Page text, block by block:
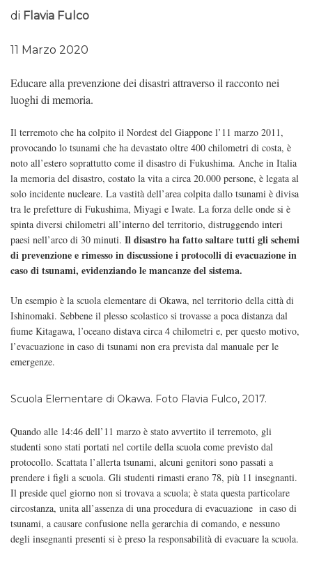
di Flavia Fulco
11 Marzo 2020
Educare alla prevenzione dei disastri attraverso il racconto nei
luoghi di memoria.
Il terremoto che ha colpito il Nordest del Giappone l’11 marzo 2011,
provocando lo tsunami che ha devastato oltre 400 chilometri di costa, è
noto all’estero soprattutto come il disastro di Fukushima. Anche in Italia
la memoria del disastro, costato la vita a circa 20.000 persone, è legata al
solo incidente nucleare. La vastità dell’area colpita dallo tsunami è divisa
tra le prefetture di Fukushima, Miyagi e Iwate. La forza delle onde si è
spinta diversi chilometri all’interno del territorio, distruggendo interi
paesi nell’arco di 30 minuti. Il disastro ha fatto saltare tutti gli schemi
di prevenzione e rimesso in discussione i protocolli di evacuazione in
caso di tsunami, evidenziando le mancanze del sistema.
Un esempio è la scuola elementare di Okawa, nel territorio della città di
Ishinomaki. Sebbene il plesso scolastico si trovasse a poca distanza dal
fiume Kitagawa, l’oceano distava circa 4 chilometri e, per questo motivo,
l’evacuazione in caso di tsunami non era prevista dal manuale per le
emergenze.
Scuola Elementare di Okawa. Foto Flavia Fulco, 2017.
Quando alle 14:46 dell’11 marzo è stato avvertito il terremoto, gli
studenti sono stati portati nel cortile della scuola come previsto dal
protocollo. Scattata l’allerta tsunami, alcuni genitori sono passati a
prendere i figli a scuola. Gli studenti rimasti erano 78, più 11 insegnanti.
Il preside quel giorno non si trovava a scuola; è stata questa particolare
circostanza, unita all’assenza di una procedura di evacuazione in caso di
tsunami, a causare confusione nella gerarchia di comando, e nessuno
degli insegnanti presenti si è preso la responsabilità di evacuare la scuola.